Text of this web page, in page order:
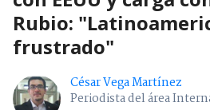
Rubio:
frustrado"
César Vega Martínez
Periodista del área